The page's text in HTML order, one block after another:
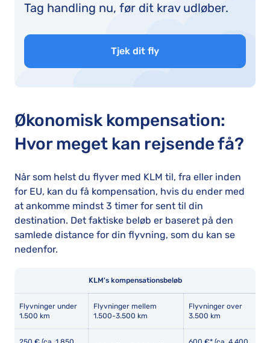
Tag handling nu, før dit krav udløber.
Tjek dit fly
Økonomisk kompensation:
Hvor meget kan rejsende få?
Når som helst du flyver med KLM til, fra eller inden
for EU, kan du få kompensation, hvis du ender med
at ankomme mindst 3 timer for sent til din
destination. Det faktiske beløb er baseret på den
samlede distance for din flyvning, som du kan se
nedenfor.
KLM's kompensationsbeløb
Flyvninger under
1.500 km
Flyvninger mellem
1.500-3.500 km
Flyvninger over
3.500 km